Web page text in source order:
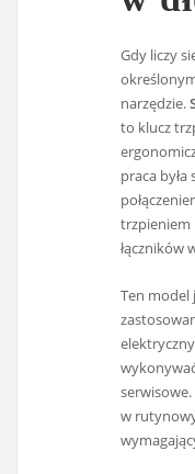
Gdy liczy
narzędzie.
to klucz
praca
trzpieniem
łączników
Ten model
w